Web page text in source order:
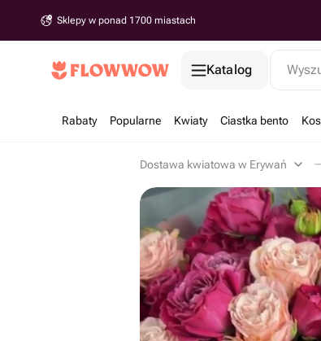
Sklepy w ponad 1700 miastach
Katalog
Rabaty Popularne Kwiaty Ciastka bento
Dostawa kwiatowa w Erywań